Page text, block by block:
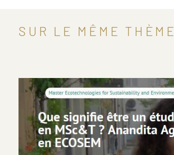
SUR LE MÊME THÈME
Image